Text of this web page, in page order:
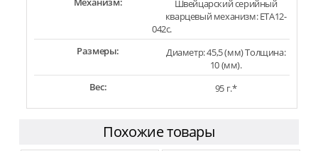
Швейцарский серийный
кварцевый механизм: ETA12-
042c.
Размеры:
Диаметр: 45,5 (мм) Толщина:
10 (мм).
Вес:
95 г.*
Похожие товары